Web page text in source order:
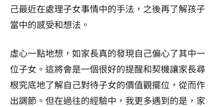
己最近在處理子女事情中的手法，之後再了解孩子
當中的感受和想法。
虛心一點地想，如家長真的發現自己偏心了其中一
位子女。這將會是一個很好的提醒和契機讓家長尋
根究底地了解自己對待子女的價值觀擺位，從而作
出調節。但在過往的經驗中，我更多遇到的是，家